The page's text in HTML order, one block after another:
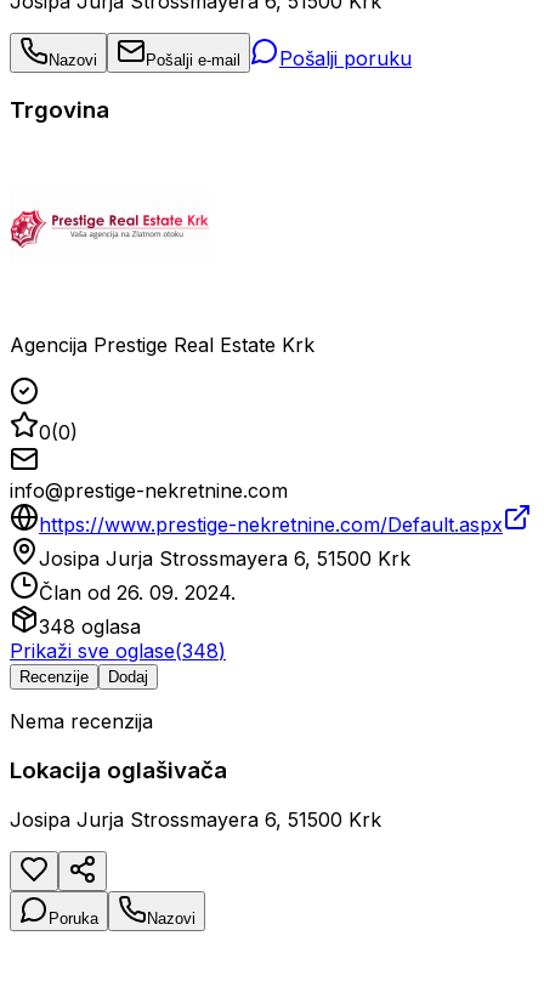
Nazovi Pošalji e-mail Pošalji poruku
Trgovina
Agencija Prestige Real Estate Krk
0(0)
info@prestige-nekretnine.com
https://www.prestige-nekretnine.com/Default.aspx
Josipa Jurja Strossmayera 6, 51500 Krk
Član od 26. 09. 2024.
348 oglasa
Prikaži sve oglase(348)
Recenzije Dodaj
Nema recenzija
Lokacija oglašivača
Josipa Jurja Strossmayera 6, 51500 Krk
Poruka Nazovi